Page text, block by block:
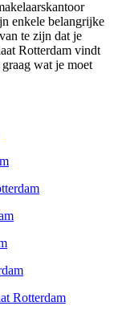
enkele belangrijke
te zijn dat je
Rotterdam vindt
wat je moet
Rotterdam